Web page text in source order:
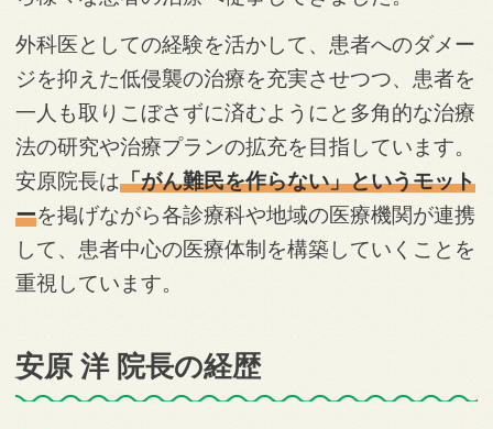
外科医としての経験を活かして、患者へのダメー
ジを抑えた低侵襲の治療を充実させつつ、患者を
一人も取りこぼさずに済むようにと多角的な治療
法の研究や治療プランの拡充を目指しています。
安原院長は「がん難民を作らない」というモット
ーを掲げながら各診療科や地域の医療機関が連携
して、患者中心の医療体制を構築していくことを
重視しています。
安原 洋 院長の経歴